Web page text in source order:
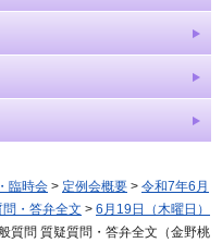
臨時会 > 定例会概要 > 令和7年6月
・答弁全文 > 6月19日（木曜日）
質問 質疑質問・答弁全文（金野桃